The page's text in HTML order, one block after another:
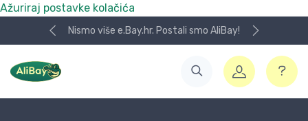
Ažuriraj postavke kolačića
Nismo više e.Bay.hr. Postali smo AliBay!